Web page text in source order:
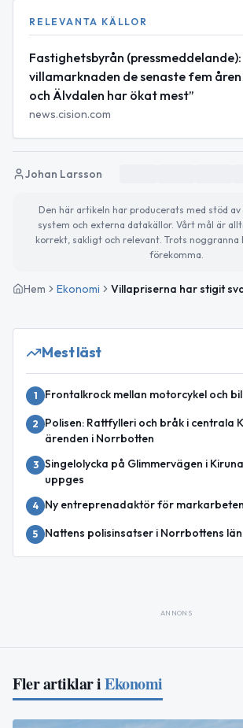
RELEVANTA KÄLLOR
Fastighetsbyrån (pressmeddelande):
villamarknaden de senaste fem
och Älvdalen har ökat mest”
news.cision.com
Johan Larsson
Den här artikeln har producerats med stöd
system och externa datakällor. Vårt mål är
korrekt, sakligt och relevant. Trots noggranna
förekomma.
Hem Ekonomi
Mest läst
1 Frontalkrock mellan motorcykel och
2
Polisen: Rattfylleri och bråk i centrala
ärenden i Norrbotten
3 Singelolycka på Glimmervägen i
uppges
4 Ny entreprenadaktör för
5 Nattens polisinsatser i Norrbottens län
ANNONS
Fler artiklar iEkonomi